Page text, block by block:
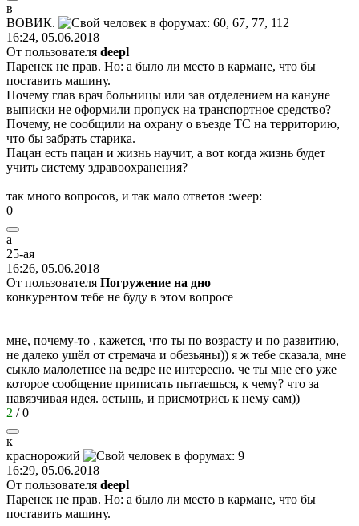
в
ВОВИК.
16:24, 05.06.2018
От пользователя deepl
Паренек не прав. Но: а было ли место в кармане, что бы
поставить машину.
Почему глав врач больницы или зав отделением на кануне
выписки не оформили пропуск на транспортное средство?
Почему, не сообщили на охрану о въезде ТС на территорию,
что бы забрать старика.
Пацан есть пацан и жизнь научит, а вот когда жизнь будет
учить систему здравоохранения?
так много вопросов, и так мало ответов :weep:
0
a
25-aя
16:26, 05.06.2018
От пользователя Погружение на дно
конкурентом тебе не буду в этом вопросе
мне, почему-то , кажется, что ты по возрасту и по развитию,
не далеко ушёл от стремача и обезьяны)) я ж тебе сказала, мне
сыкло малолетнее на ведре не интересно. че ты мне его уже
которое сообщение приписать пытаешься, к чему? что за
навязчивая идея. остынь, и присмотрись к нему сам))
2 /0
к
краснорожий
16:29, 05.06.2018
От пользователя deepl
Паренек не прав. Но: а было ли место в кармане, что бы
поставить машину.